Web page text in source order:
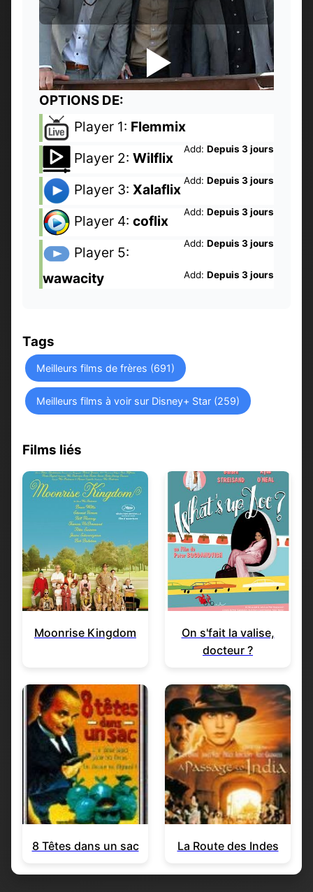
OPTIONS DE:
Player 1: Flemmix
Add: Depuis 3 jours
Player 2: Wilflix
Add: Depuis 3 jours
Player 3: Xalaflix
Add: Depuis 3 jours
Player 4: coflix
Add: Depuis 3 jours
Player 5:
wawacity
Add: Depuis 3 jours
Tags
Meilleurs films de frères (691)
Meilleurs films à voir sur Disney+ Star (259)
Films liés
Moonrise Kingdom
On s'fait la valise,
docteur ?
8 Têtes dans un sac La Route des Indes